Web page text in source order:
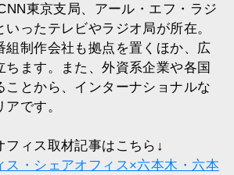
東京支局、アール・エフ・ラジ
ったテレビやラジオ局が所在。
組制作会社も拠点を置くほか、広
ちます。また、外資系企業や各国
ことから、インターナショナルな
です。
フィス取材記事はこちら↓
ス・シェアオフィス×六本木・六本